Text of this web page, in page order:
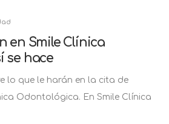
en Smile Clínica
se hace
lo que le harán en la cita de
Odontológica. En Smile Clínica